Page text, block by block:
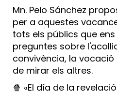
Mn. Peio Sánchez
per a aquestes
tots els públics que
preguntes sobre
convivència, la
de mirar els altres.
🍿 «El día de la